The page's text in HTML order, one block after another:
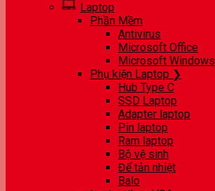
Laptop
Phần Mềm
Antivirus
Microsoft Office
Microsoft Windows
Phụ kiện Laptop ❯
Hub Type C
SSD Laptop
Adapter laptop
Pin laptop
Ram laptop
Bộ vệ sinh
Đế tản nhiệt
Balo